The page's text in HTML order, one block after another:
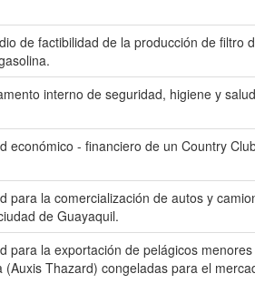
de factibilidad de la producción de filtro
interno de seguridad, higiene y
económico - financiero de un Country
para la comercialización de autos y
de Guayaquil.
para la exportación de pelágicos
(Auxis Thazard) congeladas para el